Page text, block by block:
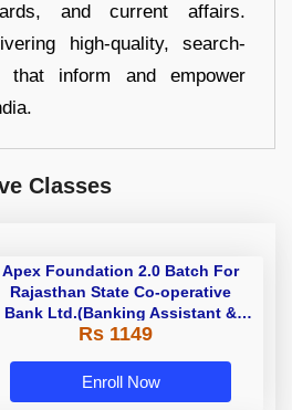
and current affairs.
high-quality, search-
that inform and empower
Classes
Apex Foundation 2.0 Batch For
Rajasthan State Co-operative
Bank Ltd.(Banking Assistant &
Manager) - 2023 | Online Live
Rs 1149
Enroll Now